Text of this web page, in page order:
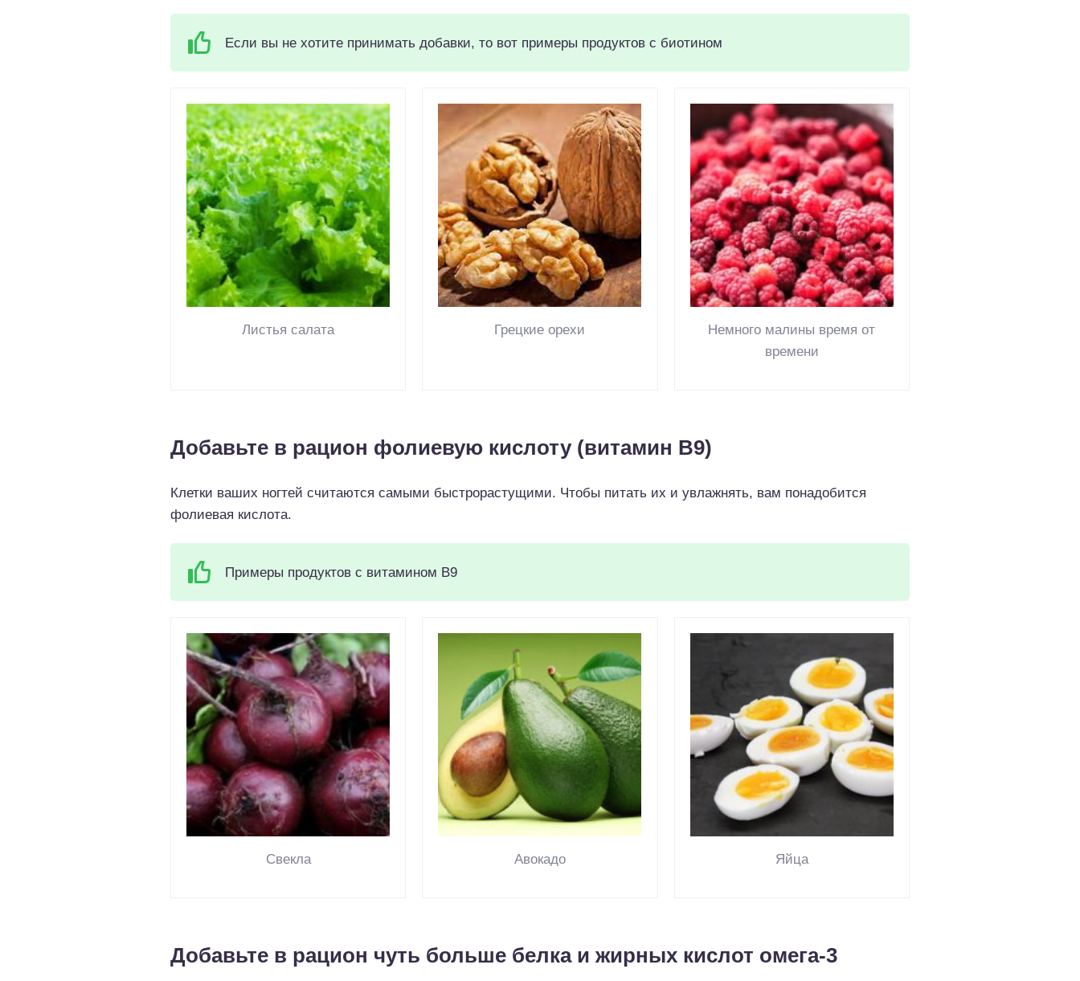
Если вы не хотите принимать добавки, то вот примеры продуктов с биотином
Листья салата Грецкие орехи
Немного малины время от
времени
Добавьте в рацион фолиевую кислоту (витамин B9)
Клетки ваших ногтей считаются самыми быстрорастущими. Чтобы питать их и увлажнять, вам понадобится
фолиевая кислота.
Примеры продуктов с витамином B9
Свекла Авокадо Яйца
Добавьте в рацион чуть больше белка и жирных кислот омега-3